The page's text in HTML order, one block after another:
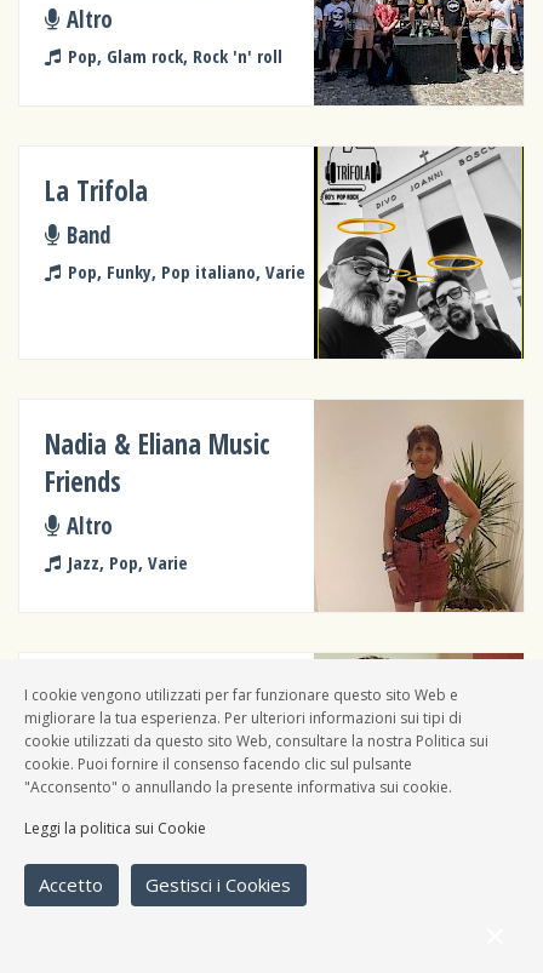
Altro
Pop, Glam rock, Rock 'n' roll
La Trifola
Band
Pop, Funky, Pop italiano, Varie
Nadia & Eliana Music
Friends
Altro
Jazz, Pop, Varie
Gabry
Solista
Pop
I cookie vengono utilizzati per far funzionare questo sito Web e
migliorare la tua esperienza. Per ulteriori informazioni sui tipi di
cookie utilizzati da questo sito Web, consultare la nostra Politica sui
cookie. Puoi fornire il consenso facendo clic sul pulsante
"Acconsento" o annullando la presente informativa sui cookie.
Leggi la politica sui Cookie
Accetto Gestisci i Cookies